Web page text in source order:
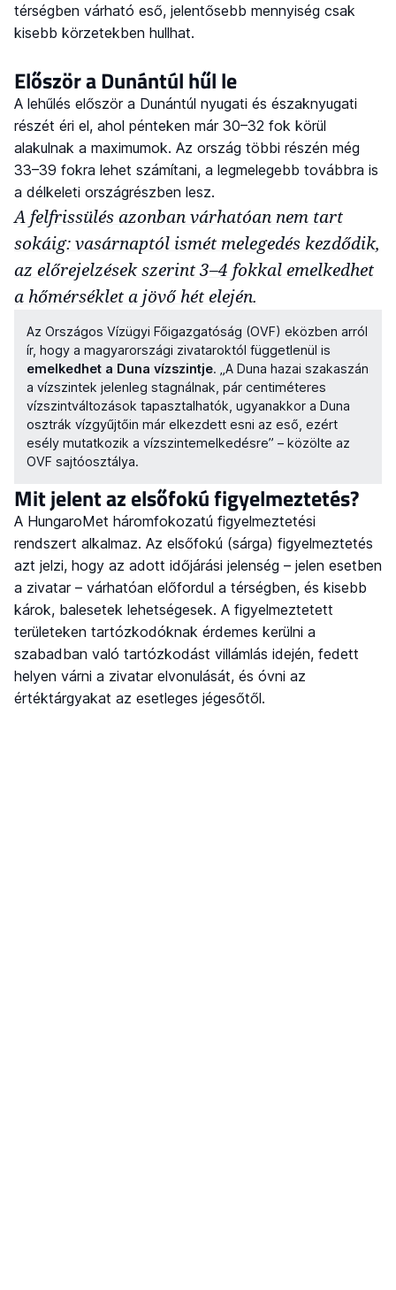
térségben várható eső, jelentősebb mennyiség csak
kisebb körzetekben hullhat.
Először a Dunántúl hűl le
A lehűlés először a Dunántúl nyugati és északnyugati
részét éri el, ahol pénteken már 30–32 fok körül
alakulnak a maximumok. Az ország többi részén még
33–39 fokra lehet számítani, a legmelegebb továbbra is
a délkeleti országrészben lesz.
A felfrissülés azonban várhatóan nem tart
sokáig: vasárnaptól ismét melegedés kezdődik,
az előrejelzések szerint 3–4 fokkal emelkedhet
a hőmérséklet a jövő hét elején.
Az Országos Vízügyi Főigazgatóság (OVF) eközben arról
ír, hogy a magyarországi zivataroktól függetlenül is
emelkedhet a Duna vízszintje. „A Duna hazai szakaszán
a vízszintek jelenleg stagnálnak, pár centiméteres
vízszintváltozások tapasztalhatók, ugyanakkor a Duna
osztrák vízgyűjtőin már elkezdett esni az eső, ezért
esély mutatkozik a vízszintemelkedésre” – közölte az
OVF sajtóosztálya.
Mit jelent az elsőfokú figyelmeztetés?
A HungaroMet háromfokozatú figyelmeztetési
rendszert alkalmaz. Az elsőfokú (sárga) figyelmeztetés
azt jelzi, hogy az adott időjárási jelenség – jelen esetben
a zivatar – várhatóan előfordul a térségben, és kisebb
károk, balesetek lehetségesek. A figyelmeztetett
területeken tartózkodóknak érdemes kerülni a
szabadban való tartózkodást villámlás idején, fedett
helyen várni a zivatar elvonulását, és óvni az
értéktárgyakat az esetleges jégesőtől.